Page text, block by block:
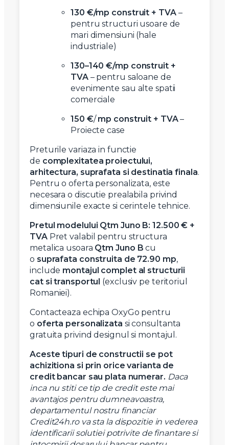
130 €/mp construit + TVA–
pentru structuri usoare de
mari dimensiuni (hale
industriale)
130–140 €/mp construit +
TVA– pentru saloane de
evenimente sau alte spatii
comerciale
150 €/ mp construit + TVA–
Proiecte case
Preturile variaza in functie
de complexitatea proiectului,
arhitectura, suprafata si destinatia finala.
Pentru o oferta personalizata, este
necesara o discutie prealabila privind
dimensiunile exacte si cerintele tehnice.
Pretul modelului Qtm Juno B: 12.500 € +
TVA Pret valabil pentru structura
metalica usoara Qtm Juno B cu
o suprafata construita de 72.90 mp,
include montajul complet al structurii
cat si transportul (exclusiv pe teritoriul
Romaniei).
Contacteaza echipa OxyGo pentru
o oferta personalizata si consultanta
gratuita privind designul si montajul.
Aceste tipuri de constructii se pot
achizitiona si prin orice varianta de
credit bancar sau plata numerar. Daca
inca nu stiti ce tip de credit este mai
avantajos pentru dumneavoastra,
departamentul nostru financiar
Credit24h.ro va sta la dispozitie in vederea
identificarii solutiei potrivite de finantare si